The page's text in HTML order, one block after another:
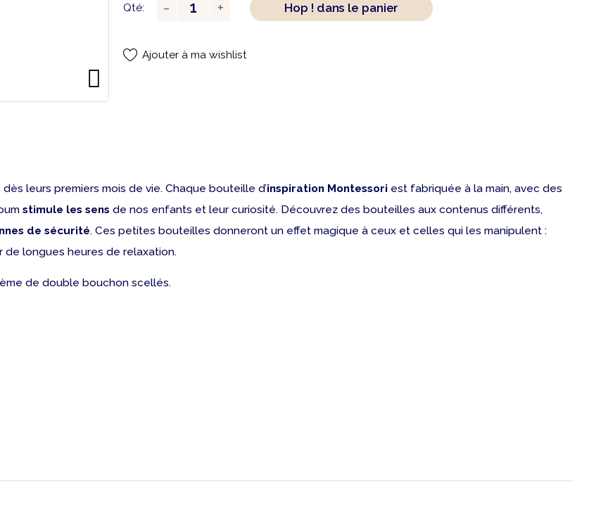
Qté: Hop ! dans le panier
Ajouter à ma wishlist
leurs premiers mois de vie. Chaque bouteille d’inspiration Montessori est fabriquée à la main, avec des
stimule les sens de nos enfants et leur curiosité. Découvrez des bouteilles aux contenus différents,
de sécurité. Ces petites bouteilles donneront un effet magique à ceux et celles qui les manipulent :
de longues heures de relaxation.
de double bouchon scellés.